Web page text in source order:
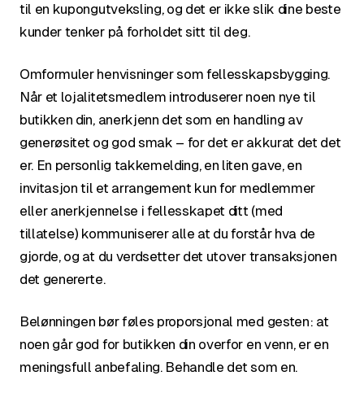
til en kupongutveksling, og det er ikke slik dine beste
kunder tenker på forholdet sitt til deg.
Omformuler henvisninger som fellesskapsbygging.
Når et lojalitetsmedlem introduserer noen nye til
butikken din, anerkjenn det som en handling av
generøsitet og god smak – for det er akkurat det det
er. En personlig takkemelding, en liten gave, en
invitasjon til et arrangement kun for medlemmer
eller anerkjennelse i fellesskapet ditt (med
tillatelse) kommuniserer alle at du forstår hva de
gjorde, og at du verdsetter det utover transaksjonen
det genererte.
Belønningen bør føles proporsjonal med gesten: at
noen går god for butikken din overfor en venn, er en
meningsfull anbefaling. Behandle det som en.